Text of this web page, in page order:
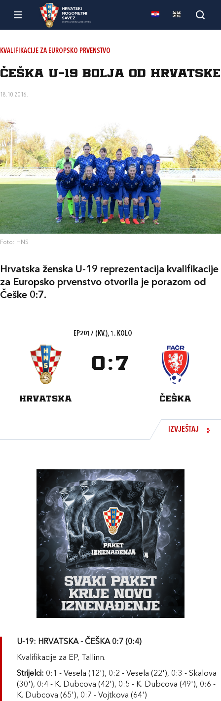
KVALIFIKACIJE ZA EUROPSKO PRVENSTVO
Češka U-19 bolja od Hrvatske
18.10.2016.
Foto: HNS
Hrvatska ženska U-19 reprezentacija kvalifikacije
za Europsko prvenstvo otvorila je porazom od
Češke 0:7.
EP2017 (KV.), 1. KOLO
HRVATSKA
0 :7
ČEŠKA
IZVJEŠTAJ
U-19: HRVATSKA - ČEŠKA 0:7 (0:4)
Kvalifikacije za EP, Tallinn.
Strijelci: 0:1 - Vesela (12'), 0:2 - Vesela (22'), 0:3 - Skalova
(30'), 0:4 - K. Dubcova (42'), 0:5 - K. Dubcova (49'), 0:6 -
K. Dubcova (65'), 0:7 - Vojtkova (64')